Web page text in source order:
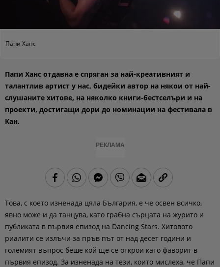
Папи Ханс
Папи Ханс отдавна е спряган за най-креативният и
талантлив артист у нас, бидейки автор на някои от най-
слушаните хитове, на няколко книги-бестселъри и на
проекти, достигащи дори до номинации на фестивала в
Кан.
РЕКЛАМА
Това, с което изненада цяла България, е че освен всичко,
явно може и да танцува, като грабна сърцата на журито и
публиката в първия епизод на Dancing Stars. Хитовото
риалити се излъчи за пръв път от над десет години и
големият въпрос беше кой ще се открои като фаворит в
първия епизод. За изненада на тези, които мислеха, че Папи